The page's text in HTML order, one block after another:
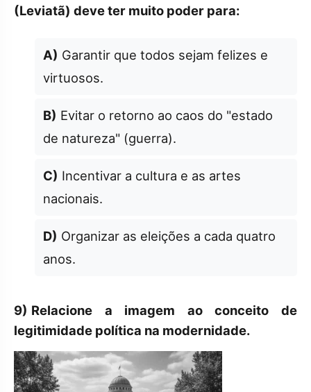
(Leviatã) deve ter muito poder para:
A) Garantir que todos sejam felizes e
virtuosos.
B) Evitar o retorno ao caos do "estado
de natureza" (guerra).
C) Incentivar a cultura e as artes
nacionais.
D) Organizar as eleições a cada quatro
anos.
9) Relacione a imagem ao conceito de
legitimidade política na modernidade.